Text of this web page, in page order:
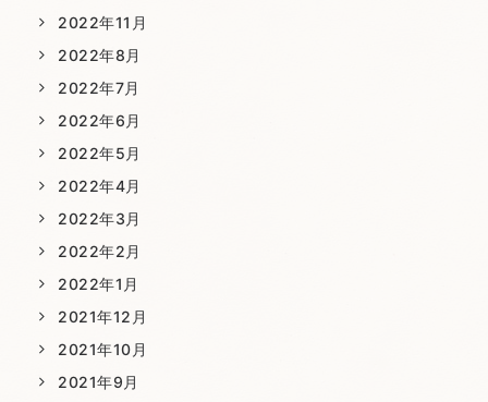
2022年11月
2022年8月
2022年7月
2022年6月
2022年5月
2022年4月
2022年3月
2022年2月
2022年1月
2021年12月
2021年10月
2021年9月